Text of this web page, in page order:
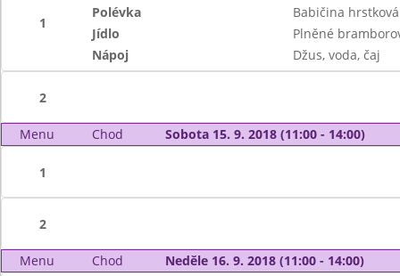
1
Polévka
Babičina
Jídlo
Plněné
Nápoj
Džus, voda, čaj
2
Menu Chod Sobota 15. 9. 2018 (11:00 - 14:00)
1
2
Menu Chod Neděle 16. 9. 2018 (11:00 - 14:00)